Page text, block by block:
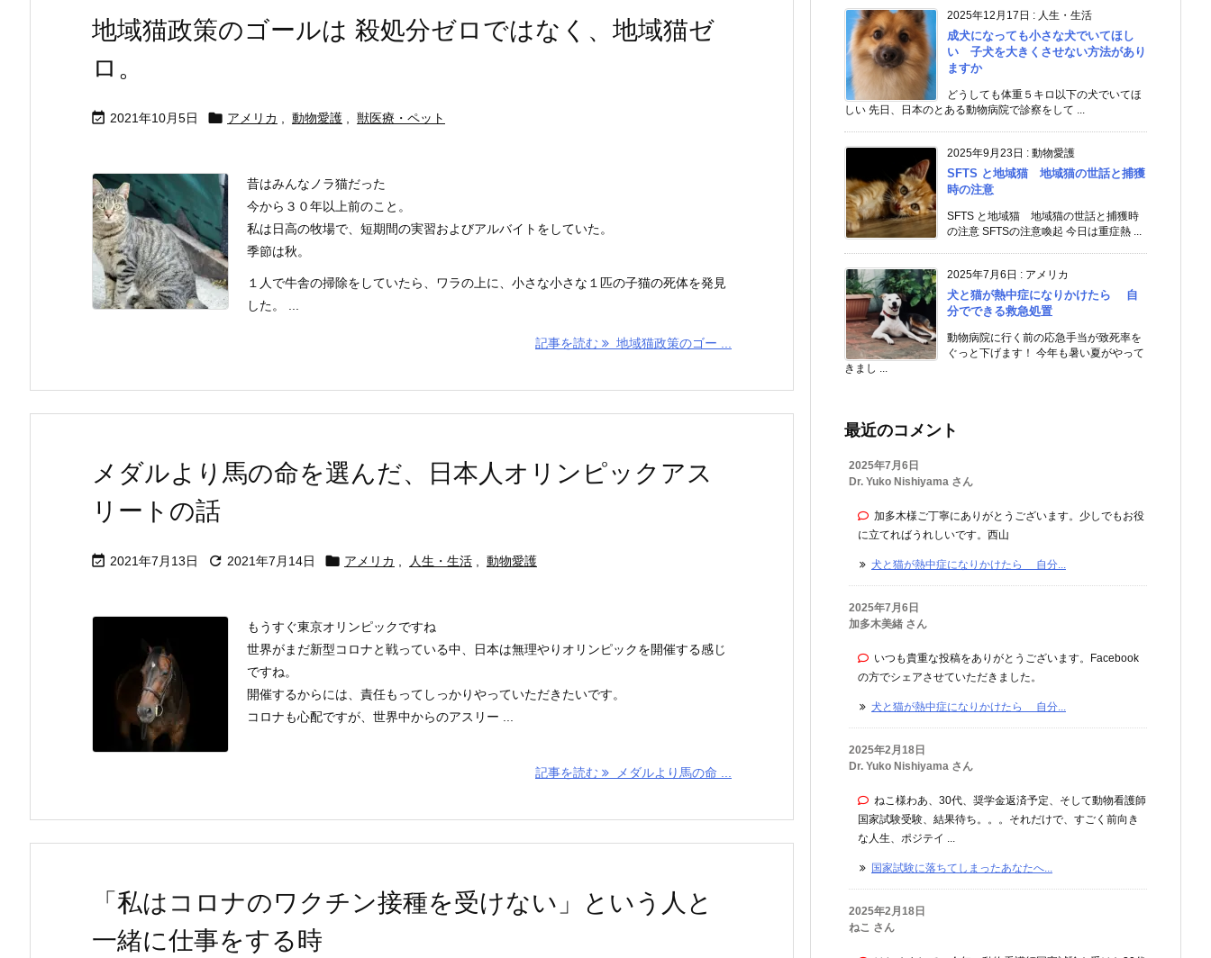
地域猫政策のゴールは 殺処分ゼロではなく、地域猫ゼ
ロ。
 2021年10月5日  アメリカ 動物愛護 獣医療・ペット
昔はみんなノラ猫だった
今から３０年以上前のこと。
私は日高の牧場で、短期間の実習およびアルバイトをしていた。
季節は秋。
１人で牛舎の掃除をしていたら、ワラの上に、小さな小さな１匹の子猫の死体を発見
した。 ...
記事を読む 地域猫政策のゴー ...
メダルより馬の命を選んだ、日本人オリンピックアス
リートの話
 2021年7月13日  2021年7月14日  アメリカ 人生・生活 動物愛護
もうすぐ東京オリンピックですね
世界がまだ新型コロナと戦っている中、日本は無理やりオリンピックを開催する感じ
ですね。
開催するからには、責任もってしっかりやっていただきたいです。
コロナも心配ですが、世界中からのアスリー ...
記事を読む メダルより馬の命 ...
「私はコロナのワクチン接種を受けない」という人と
一緒に仕事をする時
2025年12月17日 : 人生・生活
成犬になっても小さな犬でいてほし
い 子犬を大きくさせない方法があり
ますか
どうしても体重５キロ以下の犬でいてほ
しい 先日、日本のとある動物病院で診察をして ...
2025年9月23日 : 動物愛護
SFTS と地域猫 地域猫の世話と捕獲
時の注意
SFTS と地域猫 地域猫の世話と捕獲時
の注意 SFTSの注意喚起 今日は重症熱 ...
2025年7月6日 : アメリカ
犬と猫が熱中症になりかけたら 自
分でできる救急処置
動物病院に行く前の応急手当が致死率を
ぐっと下げます！ 今年も暑い夏がやって
きまし ...
最近のコメント
2025年7月6日
Dr. Yuko Nishiyama さん
加多木様ご丁寧にありがとうございます。少しでもお役
に立てればうれしいです。西山
犬と猫が熱中症になりかけたら 自分...
2025年7月6日
加多木美緒 さん
いつも貴重な投稿をありがとうございます。Facebook
の方でシェアさせていただきました。
犬と猫が熱中症になりかけたら 自分...
2025年2月18日
Dr. Yuko Nishiyama さん
ねこ様わあ、30代、奨学金返済予定、そして動物看護師
国家試験受験、結果待ち。。。それだけで、すごく前向き
な人生、ポジテイ ...
国家試験に落ちてしまったあなたへ...
2025年2月18日
ねこ さん